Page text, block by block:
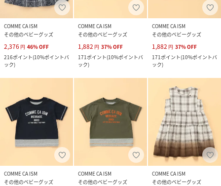
COMME CA ISM
その他のベビーグッズ
2,376 円 46%OFF
216ポイント(10%ポイントバ
ック)
COMME CA ISM
その他のベビーグッズ
1,882 円 37%OFF
171ポイント(10%ポイントバ
ック)
COMME CA ISM
その他のベビーグッズ
1,882 円 37%OFF
171ポイント(10%ポイントバ
ック)
COMME CA ISM
その他のベビーグッズ
COMME CA ISM
その他のベビーグッズ
COMME CA ISM
その他のベビーグッズ